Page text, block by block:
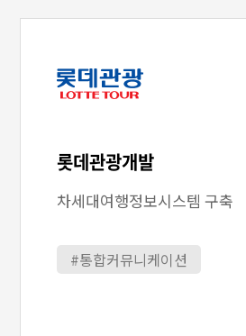
롯데관광개발
차세대여행정보시스템 구축
#통합커뮤니케이션